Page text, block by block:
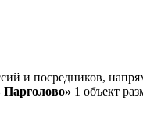
и посредников,
1 объект